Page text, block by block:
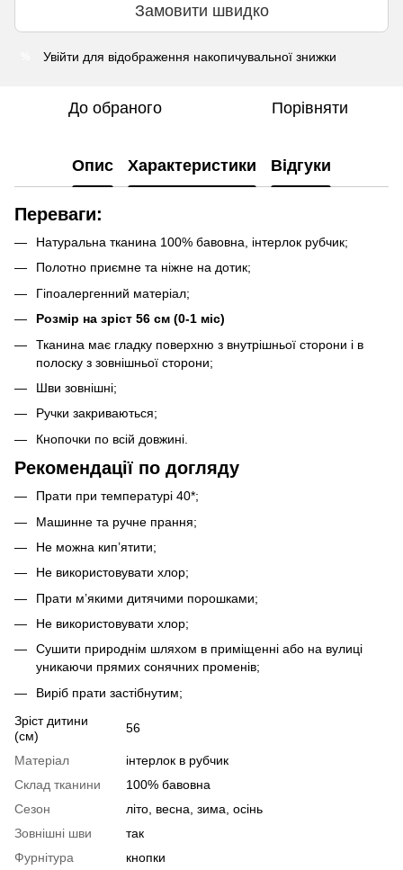
Замовити швидко
Увійти для відображення накопичувальної знижки
До обраного Порівняти
Опис Характеристики Відгуки
Переваги:
Натуральна тканина 100% бавовна, інтерлок рубчик;
Полотно приємне та ніжне на дотик;
Гіпоалергенний матеріал;
Розмір на зріст 56 см (0-1 міс)
Тканина має гладку поверхню з внутрішньої сторони і в
полоску з зовнішньої сторони;
Шви зовнішні;
Ручки закриваються;
Кнопочки по всій довжині.
Рекомендації по догляду
Прати при температурі 40*;
Машинне та ручне прання;
Не можна кип’ятити;
Не використовувати хлор;
Прати м’якими дитячими порошками;
Не використовувати хлор;
Сушити природнім шляхом в приміщенні або на вулиці
уникаючи прямих сонячних променів;
Виріб прати застібнутим;
Зріст дитини
(см)
56
Матеріал
інтерлок в рубчик
Склад тканини
100% бавовна
Сезон
літо, весна, зима, осінь
Зовнішні шви
так
Фурнітура
кнопки